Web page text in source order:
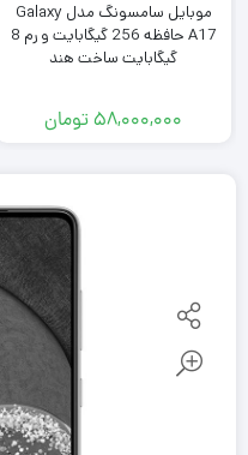
موبایل سامسونگ مدل Galaxy
A17 حافظه 256 گیگابایت و رم 8
گیگابایت ساخت هند
۵۸,۰۰۰,۰۰۰تومان